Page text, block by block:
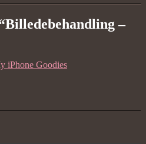
–
iPhone Goodiessiger: